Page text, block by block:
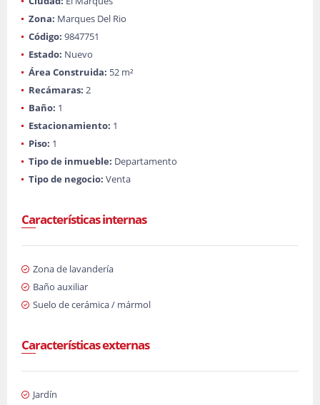
Zona: Marques Del Rio
Código: 9847751
Estado: Nuevo
Área Construida: 52 m²
Recámaras: 2
Baño: 1
Estacionamiento: 1
Piso: 1
Tipo de inmueble: Departamento
Tipo de negocio: Venta
Características internas
Zona de lavandería
Baño auxiliar
Suelo de cerámica / mármol
Características externas
Jardín